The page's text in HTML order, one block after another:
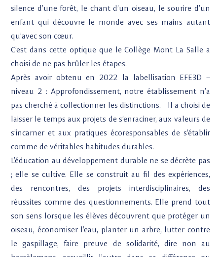
silence d’une forêt, le chant d’un oiseau, le sourire d’un
enfant qui découvre le monde avec ses mains autant
qu’avec son cœur.
C’est dans cette optique que le Collège Mont La Salle a
choisi de ne pas brûler les étapes.
Après avoir obtenu en 2022 la labellisation EFE3D –
niveau 2 : Approfondissement, notre établissement n’a
pas cherché à collectionner les distinctions. Il a choisi de
laisser le temps aux projets de s’enraciner, aux valeurs de
s’incarner et aux pratiques écoresponsables de s’établir
comme de véritables habitudes durables.
L’éducation au développement durable ne se décrète pas
; elle se cultive. Elle se construit au fil des expériences,
des rencontres, des projets interdisciplinaires, des
réussites comme des questionnements. Elle prend tout
son sens lorsque les élèves découvrent que protéger un
oiseau, économiser l’eau, planter un arbre, lutter contre
le gaspillage, faire preuve de solidarité, dire non au